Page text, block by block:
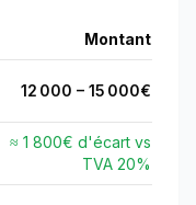
Montant
12 000 – 15 000€
≈ 1 800€ d'écart vs
TVA 20%